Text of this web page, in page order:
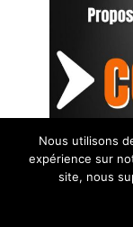
Nous utilisons
expérience sur
site, nous